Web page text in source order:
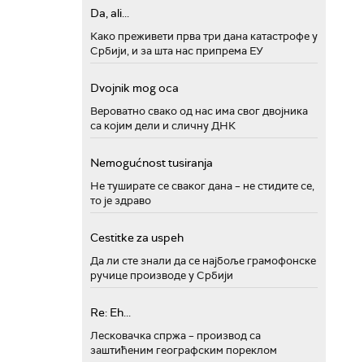
Da, ali...
Како преживети прва три дана катастрофе у
Србији, и за шта нас припрема ЕУ
Dvojnik mog oca
Вероватно свако од нас има свог двојника
са којим дели и сличну ДНК
Nemogućnost tusiranja
Не туширате се сваког дана – не стидите се,
то је здраво
Cestitke za uspeh
Да ли сте знали да се најбоље грамофонске
ручице производе у Србији
Re: Eh...
Лесковачка спржа – производ са
заштићеним географским пореклом